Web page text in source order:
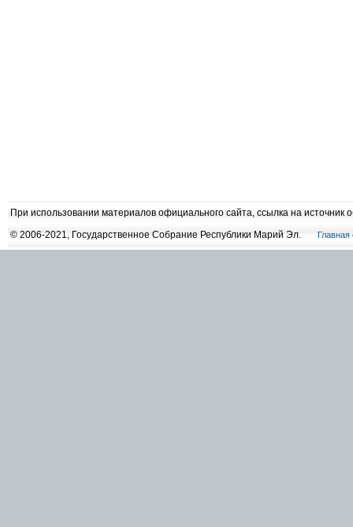
При использовании материалов официального сайта, ссылка на источник
© 2006-2021, Государственное Собрание Республики Марий Эл.
Главная